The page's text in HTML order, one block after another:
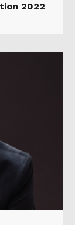
2022